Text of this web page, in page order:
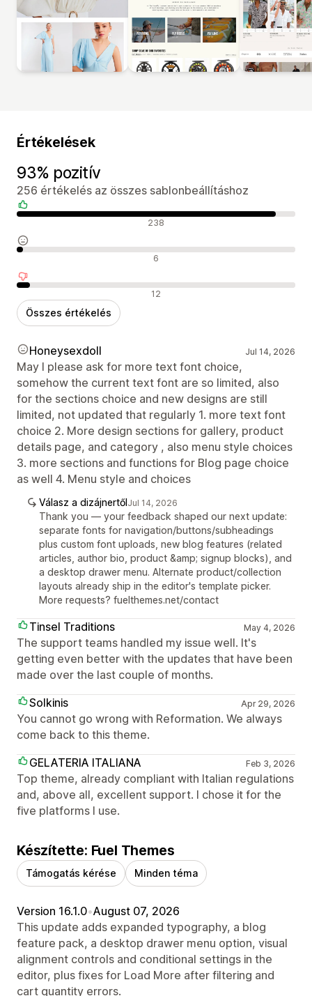
Értékelések
93% pozitív
256 értékelés az összes sablonbeállításhoz
Pozitív értékelések 238
Semleges értékelések 6
Negatív értékelések 12
Összes értékelés
Honeysexdoll Jul 14, 2026
May I please ask for more text font choice,
somehow the current text font are so limited, also
for the sections choice and new designs are still
limited, not updated that regularly 1. more text font
choice 2. More design sections for gallery, product
details page, and category , also menu style choices
3. more sections and functions for Blog page choice
as well 4. Menu style and choices
Válasz a dizájnertőlJul 14, 2026
Thank you — your feedback shaped our next update:
separate fonts for navigation/buttons/subheadings
plus custom font uploads, new blog features (related
articles, author bio, product &amp; signup blocks), and
a desktop drawer menu. Alternate product/collection
layouts already ship in the editor's template picker.
More requests? fuelthemes.net/contact
Tinsel Traditions May 4, 2026
The support teams handled my issue well. It's
getting even better with the updates that have been
made over the last couple of months.
Solkinis
Apr 29, 2026
You cannot go wrong with Reformation. We always
come back to this theme.
GELATERIA ITALIANA
Feb 3, 2026
Top theme, already compliant with Italian regulations
and, above all, excellent support. I chose it for the
five platforms I use.
Készítette: Fuel Themes
Támogatás kérése Minden téma
Version 16.1.0•August 07, 2026
This update adds expanded typography, a blog
feature pack, a desktop drawer menu option, visual
alignment controls and conditional settings in the
editor, plus fixes for Load More after filtering and
cart quantity errors.